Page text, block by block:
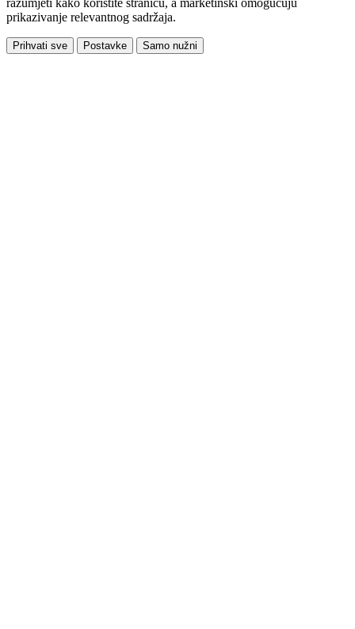
prikazivanje relevantnog sadržaja.
Prihvati sve Postavke Samo nužni